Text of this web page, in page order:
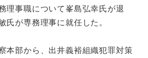
理事職について峯島弘幸氏が退
氏が専務理事に就任した。
本部から、出井義裕組織犯罪対策